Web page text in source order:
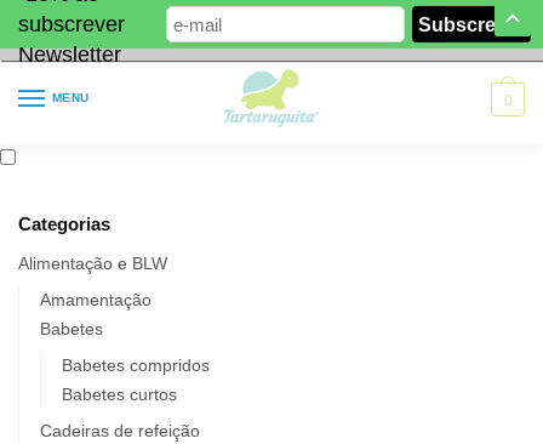
subscrever
Newsletter
MENU 0
Categorias
Alimentação e BLW
Amamentação
Babetes
Babetes compridos
Babetes curtos
Cadeiras de refeição